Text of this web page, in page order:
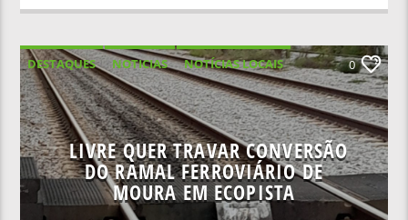
DESTAQUES NOTICIAS
NOTÍCIAS LOCAIS
NOTÍCIAS NACIONAIS
0
LIVRE QUER TRAVAR CONVERSÃO
DO RAMAL FERROVIÁRIO DE
MOURA EM ECOPISTA